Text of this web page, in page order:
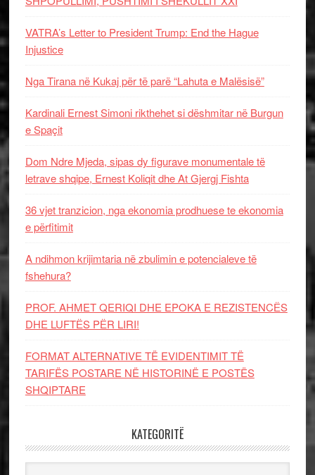
VATRA’s Letter to President Trump: End the Hague
Injustice
Nga Tirana në Kukaj për të parë “Lahuta e Malësisë”
Kardinali Ernest Simoni rikthehet si dëshmitar në Burgun
e Spaçit
Dom Ndre Mjeda, sipas dy figurave monumentale të
letrave shqipe, Ernest Koliqit dhe At Gjergj Fishta
36 vjet tranzicion, nga ekonomia prodhuese te ekonomia
e përfitimit
A ndihmon krijimtaria në zbulimin e potencialeve të
fshehura?
PROF. AHMET QERIQI DHE EPOKA E REZISTENCЁS
DHE LUFTЁS PЁR LIRI!
FORMAT ALTERNATIVE TË EVIDENTIMIT TË
TARIFËS POSTARE NË HISTORINË E POSTËS
SHQIPTARE
KATEGORITË